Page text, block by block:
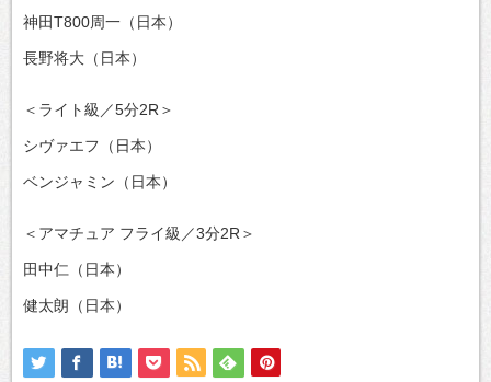
神田T800周一（日本）
長野将大（日本）
＜ライト級／5分2R＞
シヴァエフ（日本）
ベンジャミン（日本）
＜アマチュア フライ級／3分2R＞
田中仁（日本）
健太朗（日本）